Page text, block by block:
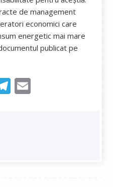
de management
economici care
energetic mai mare
publicat pe
T